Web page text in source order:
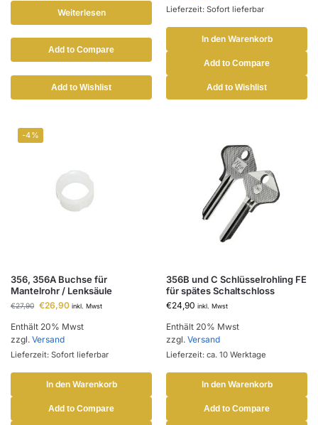
Weiterlesen
Add to Compare
Add to Wishlist
Lieferzeit: Sofort lieferbar
In den Warenkorb
Add to Compare
Add to Wishlist
-4%
356, 356A Buchse für
Mantelrohr / Lenksäule
€27,90 €26,90 inkl. Mwst
Enthält 20% Mwst
zzgl. Versand
Lieferzeit: Sofort lieferbar
In den Warenkorb
Add to Compare
356B und C Schlüsselrohling FE
für spätes Schaltschloss
€24,90 inkl. Mwst
Enthält 20% Mwst
zzgl. Versand
Lieferzeit: ca. 10 Werktage
In den Warenkorb
Add to Compare